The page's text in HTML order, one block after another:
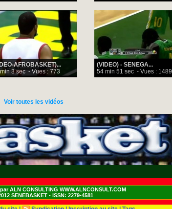
AFROBASKET)...
3 sec - Vues : 773
(VIDEO) - SENEGA...
54 min 51 sec - Vues : 1489
Voir toutes les vidéos
ALN CONSULTING WWW.ALNCONSULT.COM
SENEBASKET - ISSN: 2279-4581